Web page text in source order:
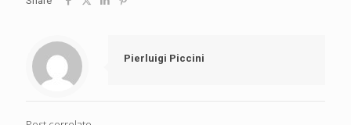
Pierluigi Piccini